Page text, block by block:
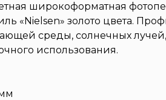
широкоформатная
«Nielsen» золото цвета.
среды, солнечных
использования.